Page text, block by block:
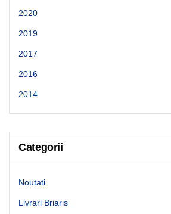
2020
2019
2017
2016
2014
Categorii
Noutati
Livrari Briaris